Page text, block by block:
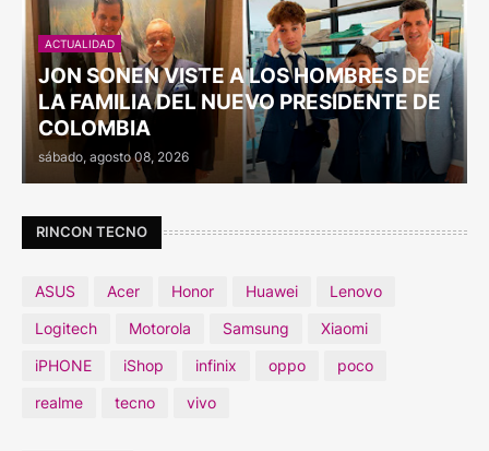
ACTUALIDAD
JON SONEN VISTE A LOS HOMBRES DE
LA FAMILIA DEL NUEVO PRESIDENTE DE
COLOMBIA
sábado, agosto 08, 2026
RINCON TECNO
ASUS Acer Honor Huawei
Lenovo
Logitech
Motorola Samsung
Xiaomi
iPHONE
iShop infinix oppo
poco
realme
tecno vivo